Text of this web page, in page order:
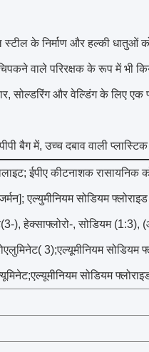
स्टील के निर्माण और हल्की
वाले परिरक्षक के रूप में भी
और वेल्डिंग के लिए एक
बैग में, उच्च दबाव वाली
ईपीए कीटनाशक रासायनिक
एल्युमीनियम सोडियम
), हेक्साफ्लोरो-, सोडियम (1:3),
3);एल्यूमीनियम सोडियम
सोडियम